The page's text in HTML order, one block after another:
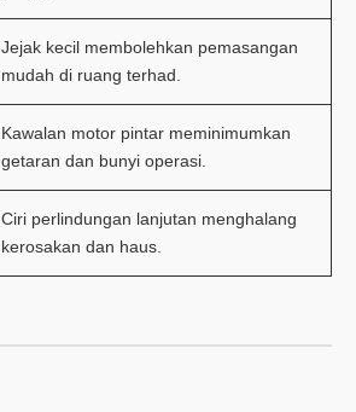
Jejak kecil membolehkan pemasangan
mudah di ruang terhad.
Kawalan motor pintar meminimumkan
getaran dan bunyi operasi.
Ciri perlindungan lanjutan menghalang
kerosakan dan haus.